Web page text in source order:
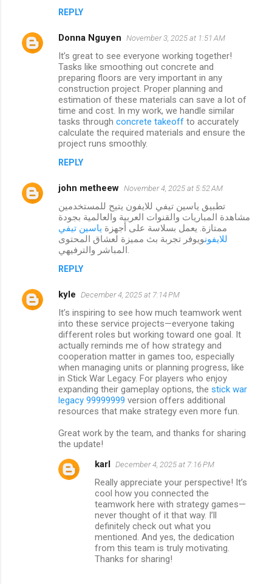
REPLY
Donna Nguyen November 3, 2025 at 1:51 AM
It’s great to see everyone working together!
Tasks like smoothing out concrete and
preparing floors are very important in any
construction project. Proper planning and
estimation of these materials can save a lot of
time and cost. In my work, we handle similar
tasks through concrete takeoff to accurately
calculate the required materials and ensure the
project runs smoothly.
REPLY
john metheew November 4, 2025 at 5:52 AM
تطبيق ياسين تيفي للايفون يتيح للمستخدمين
مشاهدة المباريات والقنوات العربية والعالمية بجودة
ممتازة. يعمل بسلاسة على أجهزة ياسين تيفي
للايفونويوفر تجربة بث مميزة لعشاق المحتوى
REPLY
kyle December 4, 2025 at 7:14 PM
It’s inspiring to see how much teamwork went
into these service projects—everyone taking
different roles but working toward one goal. It
actually reminds me of how strategy and
cooperation matter in games too, especially
when managing units or planning progress, like
in Stick War Legacy. For players who enjoy
expanding their gameplay options, the stick war
legacy 99999999 version offers additional
resources that make strategy even more fun.
Great work by the team, and thanks for sharing
the update!
karl December 4, 2025 at 7:16 PM
Really appreciate your perspective! It’s
cool how you connected the
teamwork here with strategy games—
never thought of it that way. I’ll
definitely check out what you
mentioned. And yes, the dedication
from this team is truly motivating.
Thanks for sharing!